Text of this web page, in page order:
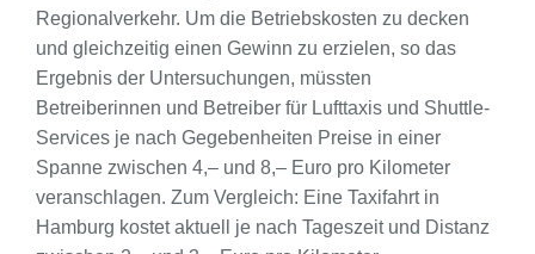
Regionalverkehr. Um die Betriebskosten zu decken
und gleichzeitig einen Gewinn zu erzielen, so das
Ergebnis der Untersuchungen, müssten
Betreiberinnen und Betreiber für Lufttaxis und Shuttle-
Services je nach Gegebenheiten Preise in einer
Spanne zwischen 4,– und 8,– Euro pro Kilometer
veranschlagen. Zum Vergleich: Eine Taxifahrt in
Hamburg kostet aktuell je nach Tageszeit und Distanz